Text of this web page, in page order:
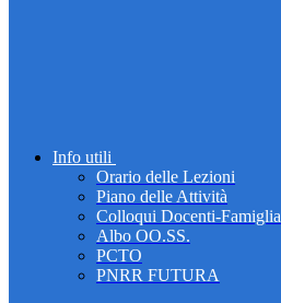
Info utili
Orario delle Lezioni
Piano delle Attività
Colloqui Docenti-Famiglia
Albo OO.SS.
PCTO
PNRR FUTURA